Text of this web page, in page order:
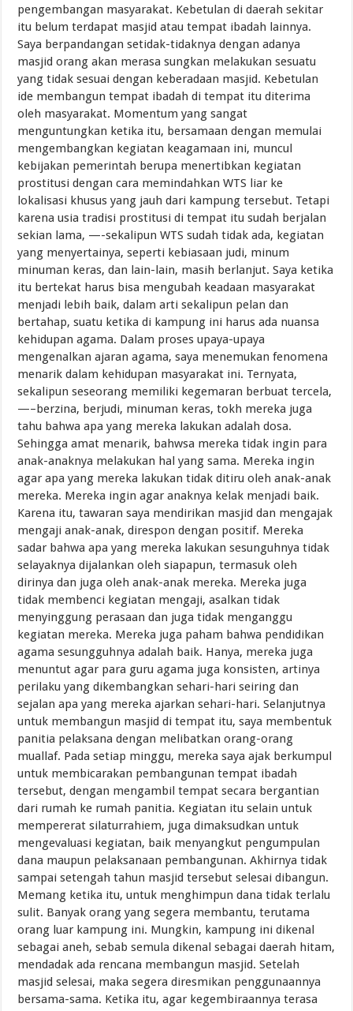
pengembangan masyarakat. Kebetulan di daerah sekitar
itu belum terdapat masjid atau tempat ibadah lainnya.
Saya berpandangan setidak-tidaknya dengan adanya
masjid orang akan merasa sungkan melakukan sesuatu
yang tidak sesuai dengan keberadaan masjid. Kebetulan
ide membangun tempat ibadah di tempat itu diterima
oleh masyarakat. Momentum yang sangat
menguntungkan ketika itu, bersamaan dengan memulai
mengembangkan kegiatan keagamaan ini, muncul
kebijakan pemerintah berupa menertibkan kegiatan
prostitusi dengan cara memindahkan WTS liar ke
lokalisasi khusus yang jauh dari kampung tersebut. Tetapi
karena usia tradisi prostitusi di tempat itu sudah berjalan
sekian lama, —-sekalipun WTS sudah tidak ada, kegiatan
yang menyertainya, seperti kebiasaan judi, minum
minuman keras, dan lain-lain, masih berlanjut. Saya ketika
itu bertekat harus bisa mengubah keadaan masyarakat
menjadi lebih baik, dalam arti sekalipun pelan dan
bertahap, suatu ketika di kampung ini harus ada nuansa
kehidupan agama. Dalam proses upaya-upaya
mengenalkan ajaran agama, saya menemukan fenomena
menarik dalam kehidupan masyarakat ini. Ternyata,
sekalipun seseorang memiliki kegemaran berbuat tercela,
—–berzina, berjudi, minuman keras, tokh mereka juga
tahu bahwa apa yang mereka lakukan adalah dosa.
Sehingga amat menarik, bahwsa mereka tidak ingin para
anak-anaknya melakukan hal yang sama. Mereka ingin
agar apa yang mereka lakukan tidak ditiru oleh anak-anak
mereka. Mereka ingin agar anaknya kelak menjadi baik.
Karena itu, tawaran saya mendirikan masjid dan mengajak
mengaji anak-anak, direspon dengan positif. Mereka
sadar bahwa apa yang mereka lakukan sesunguhnya tidak
selayaknya dijalankan oleh siapapun, termasuk oleh
dirinya dan juga oleh anak-anak mereka. Mereka juga
tidak membenci kegiatan mengaji, asalkan tidak
menyinggung perasaan dan juga tidak menganggu
kegiatan mereka. Mereka juga paham bahwa pendidikan
agama sesungguhnya adalah baik. Hanya, mereka juga
menuntut agar para guru agama juga konsisten, artinya
perilaku yang dikembangkan sehari-hari seiring dan
sejalan apa yang mereka ajarkan sehari-hari. Selanjutnya
untuk membangun masjid di tempat itu, saya membentuk
panitia pelaksana dengan melibatkan orang-orang
muallaf. Pada setiap minggu, mereka saya ajak berkumpul
untuk membicarakan pembangunan tempat ibadah
tersebut, dengan mengambil tempat secara bergantian
dari rumah ke rumah panitia. Kegiatan itu selain untuk
mempererat silaturrahiem, juga dimaksudkan untuk
mengevaluasi kegiatan, baik menyangkut pengumpulan
dana maupun pelaksanaan pembangunan. Akhirnya tidak
sampai setengah tahun masjid tersebut selesai dibangun.
Memang ketika itu, untuk menghimpun dana tidak terlalu
sulit. Banyak orang yang segera membantu, terutama
orang luar kampung ini. Mungkin, kampung ini dikenal
sebagai aneh, sebab semula dikenal sebagai daerah hitam,
mendadak ada rencana membangun masjid. Setelah
masjid selesai, maka segera diresmikan penggunaannya
bersama-sama. Ketika itu, agar kegembiraannya terasa